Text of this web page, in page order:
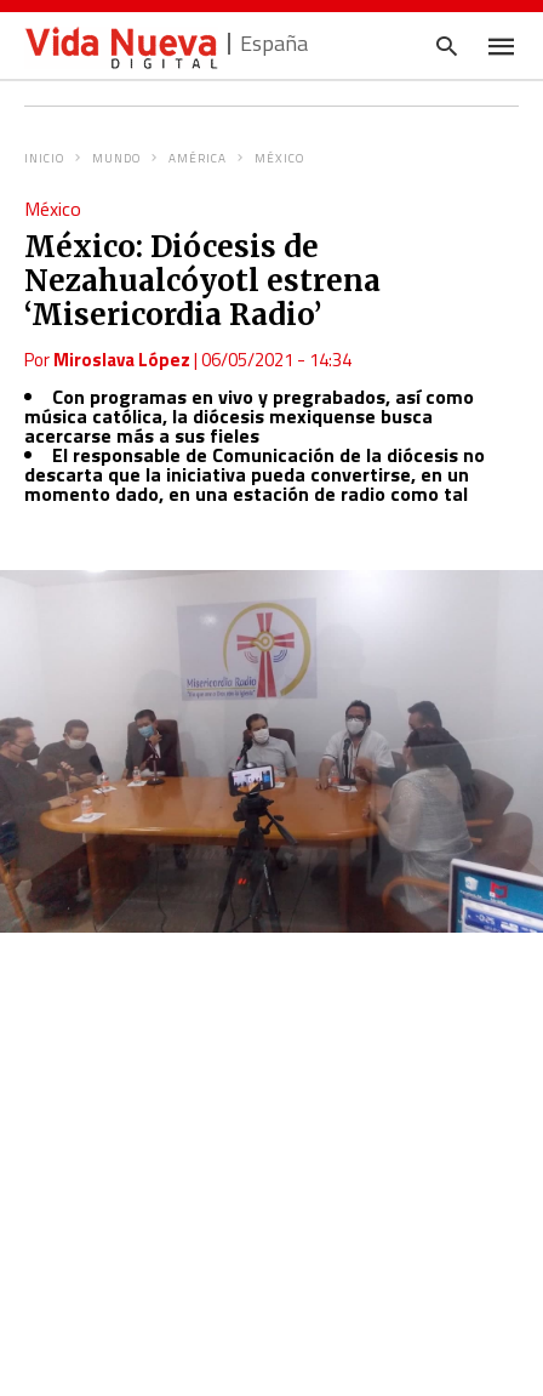
España
INICIO MUNDO AMÉRICA MÉXICO
México
México: Diócesis de
Nezahualcóyotl estrena
‘Misericordia Radio’
PorMiroslava López|06/05/2021 - 14:34
Con programas en vivo y pregrabados, así como
música católica, la diócesis mexiquense busca
acercarse más a sus fieles
El responsable de Comunicación de la diócesis no
descarta que la iniciativa pueda convertirse, en un
momento dado, en una estación de radio como tal